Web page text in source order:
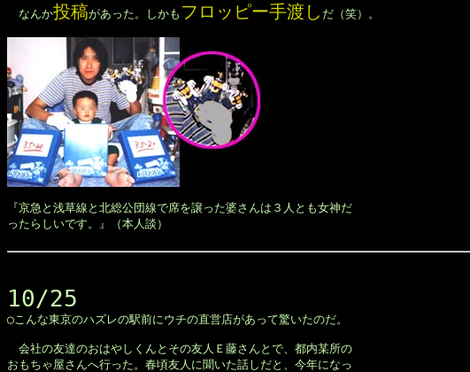
なんか投稿があった。しかも フロッピー手渡し だ（笑）。
『京急と浅草線と北総公団線で席を譲った婆さんは３人とも女神だ
ったらしいです。』（本人談）
10/25
◯こんな東京のハズレの駅前にウチの直営店があって驚いたのだ。
会社の友達のおはやしくんとその友人Ｅ藤さんとで、都内某所の
おもちゃ屋さんへ行った。春頃友人に聞いた話しだと、今年になっ